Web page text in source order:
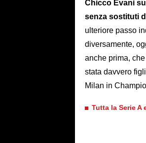
Chicco Evani
senza sostituti
ulteriore passo
diversamente,
anche prima,
stata davvero
Milan in
Tutta la Serie A